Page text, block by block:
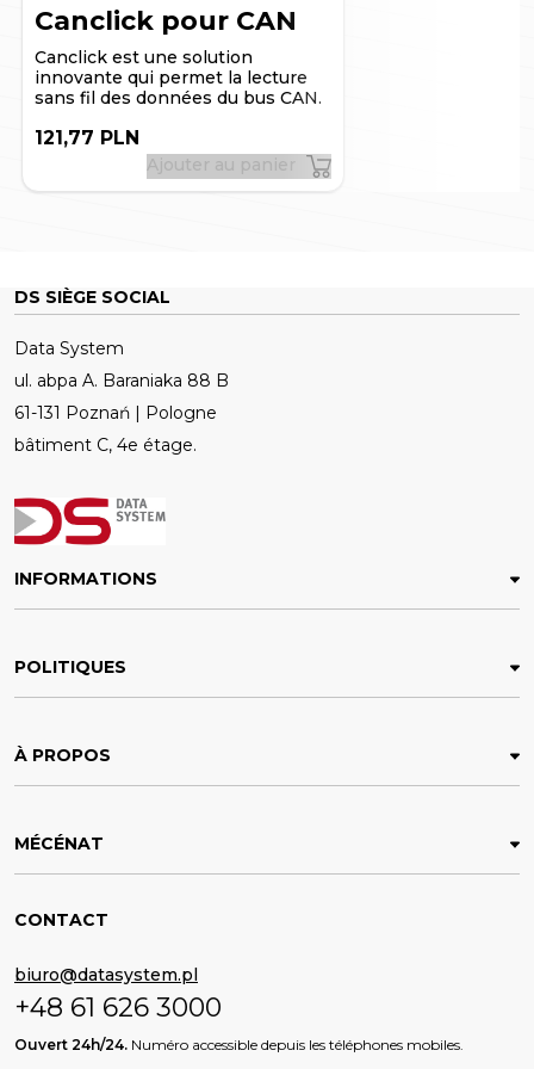
un ordinateur classique.
Canclick pour CAN
Canclick est une solution
innovante qui permet la lecture
sans fil des données du bus CAN.
121,77 PLN
Ajouter au panier
DS SIÈGE SOCIAL
Data System
ul. abpa A. Baraniaka 88 B
61-131 Poznań | Pologne
bâtiment C, 4e étage.
INFORMATIONS
POLITIQUES
À PROPOS
MÉCÉNAT
CONTACT
biuro@datasystem.pl
+48 61 626 3000
Ouvert 24h/24. Numéro accessible depuis les téléphones mobiles.